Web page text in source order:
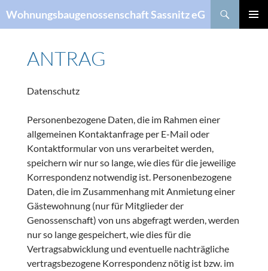
Wohnungsbaugenossenschaft Sassnitz eG
ANTRAG
Datenschutz
Personenbezogene Daten, die im Rahmen einer
allgemeinen Kontaktanfrage per E-Mail oder
Kontaktformular von uns verarbeitet werden,
speichern wir nur so lange, wie dies für die jeweilige
Korrespondenz notwendig ist. Personenbezogene
Daten, die im Zusammenhang mit Anmietung einer
Gästewohnung (nur für Mitglieder der
Genossenschaft) von uns abgefragt werden, werden
nur so lange gespeichert, wie dies für die
Vertragsabwicklung und eventuelle nachträgliche
vertragsbezogene Korrespondenz nötig ist bzw. im